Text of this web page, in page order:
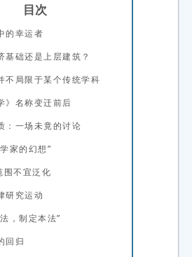
目次
的幸运者
基础还是上层建筑？
不局限于某个传统学科
》名称变迁前后
：一场未竟的讨论
家的幻想”
围不宜泛化
研究运动
，制定本法”
回归